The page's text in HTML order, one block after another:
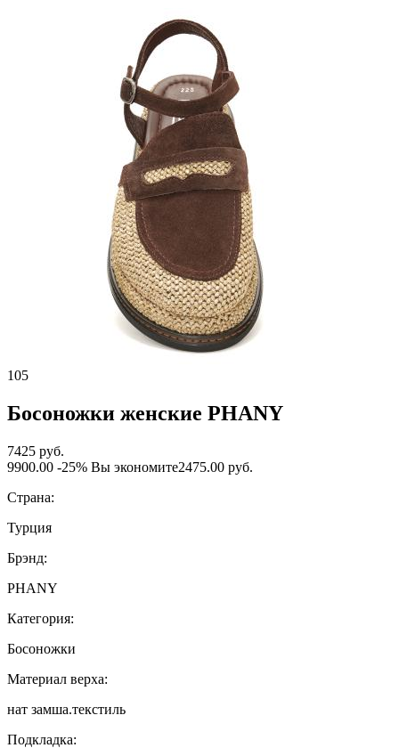
105
Босоножки женские PHANY
7425 руб.
9900.00 -25% Вы экономите2475.00 руб.
Страна:
Турция
Брэнд:
PHANY
Категория:
Босоножки
Материал верха:
нат замша.текстиль
Подкладка: